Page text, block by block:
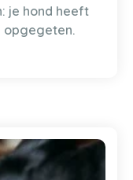
je hond heeft
opgegeten.